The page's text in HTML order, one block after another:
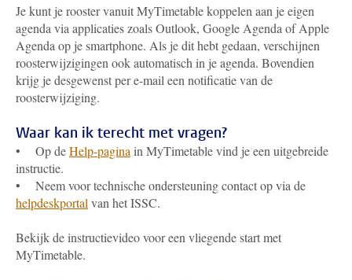
Je kunt je rooster vanuit MyTimetable koppelen aan je eigen
agenda via applicaties zoals Outlook, Google Agenda of Apple
Agenda op je smartphone. Als je dit hebt gedaan, verschijnen
roosterwijzigingen ook automatisch in je agenda. Bovendien
krijg je desgewenst per e-mail een notificatie van de
roosterwijziging.
Waar kan ik terecht met vragen?
• Op deHelp-pagina in MyTimetable vind je een uitgebreide
instructie.
• Neem voor technische ondersteuning contact op via de
helpdeskportal van het ISSC.
Bekijk de instructievideo voor een vliegende start met
MyTimetable.